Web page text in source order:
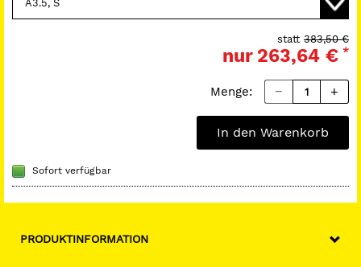
383,50 €
statt
nur 263,64 € *
Menge:
In den Warenkorb
Sofort verfügbar
PRODUKTINFORMATION